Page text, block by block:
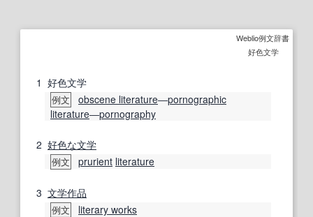
Weblio例文辞書
好色文学
1 好色文学
例文 obscene literature―pornographic
literature―pornography
2 好色な文学
例文 prurient literature
3 文学作品
例文 literary works